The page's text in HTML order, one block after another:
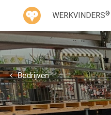
WERKVINDERS®
Bedrijven